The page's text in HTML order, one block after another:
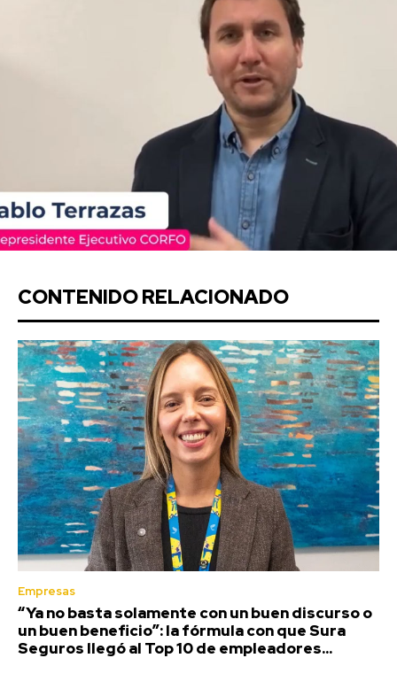
CONTENIDO RELACIONADO
Empresas
“Ya no basta solamente con un buen discurso o
un buen beneficio”: la fórmula con que Sura
Seguros llegó al Top 10 de empleadores...